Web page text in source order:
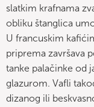
slatkim krafnama
obliku štanglica
U francuskim
priprema završava
tanke palačinke od
glazurom. Vafli
dizanog ili